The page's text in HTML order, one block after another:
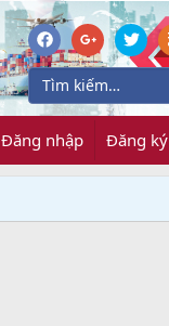
Đăng nhập Đăng ký